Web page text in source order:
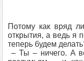
Потому как вряд
открытия, а ведь я
теперь будем
– Ты – ничего. А